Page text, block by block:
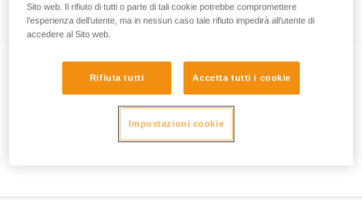
Sito web. Il rifiuto di tutti o parte di tali cookie potrebbe compromettere
l’esperienza dell’utente, ma in nessun caso tale rifiuto impedirà all’utente di
accedere al Sito web.
Rifiuta tutti Accetta tutti i cookie
Impostazioni cookie